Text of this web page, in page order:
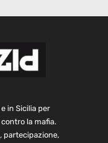
in Sicilia per
la mafia.
partecipazione,